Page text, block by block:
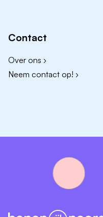
Contact
Over ons ›
Neem contact op! ›